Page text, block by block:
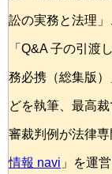
訟の実務と法理」
「Q&A 子の引渡
務必携（総集版
どを執筆、最高
審裁判例が法律
情報 navi 」を運